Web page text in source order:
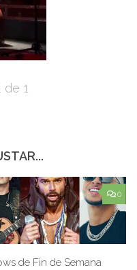
de 1
0
de Fin de Semana